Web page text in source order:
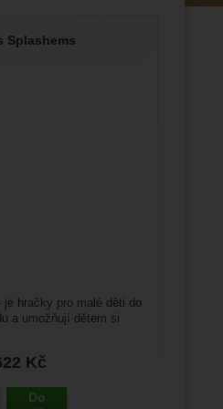
Splashems
Kč
Přidat 'Zoggs Splashems' k porovnání
Do
hračky pro malé děti do
a umožňují dětem si